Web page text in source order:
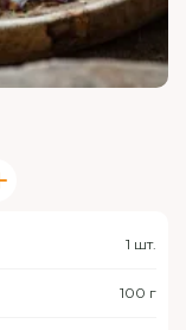
1 шт.
100 г